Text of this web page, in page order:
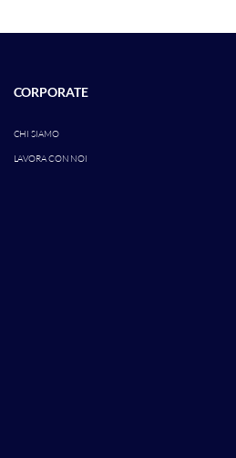
CORPORATE
CHI SIAMO
LAVORA CON NOI